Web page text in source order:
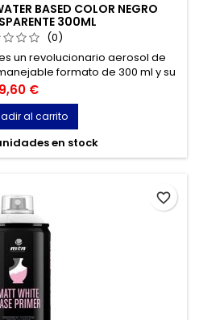
BASED COLOR NEGRO
300ML
(0)
un revolucionario aerosol de
formato de 300 ml y su
herramienta perfecta para el
o en interiores.
Precio
9,60 €
al carrito
en stock
favorite_border